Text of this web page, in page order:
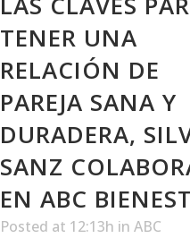
TENER UNA
RELACIÓN DE
PAREJA SANA Y
DURADERA,
SANZ
EN ABC
Posted at 12:13h in ABC